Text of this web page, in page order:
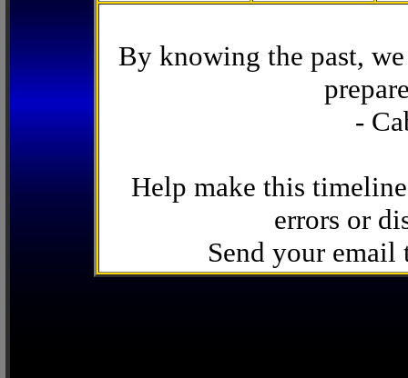
By knowing the past,
-
Help make this
errors or
Send your email